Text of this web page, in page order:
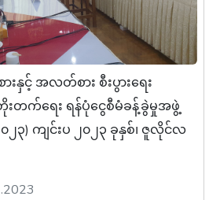
းနှင့် အလတ်စား စီးပွားရေး
တိုးတက်ရေး ရန်ပုံငွေစီမံခန့်ခွဲမှုအဖွဲ့
၃) ကျင်းပ ၂၀၂၃ ခုနှစ်၊ ဇူလိုင်လ